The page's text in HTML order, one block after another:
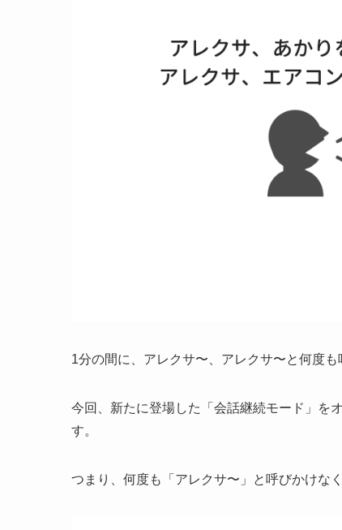
1分の間に、アレクサ〜、アレクサ〜と何度
今回、新たに登場した「会話継続モード」を
す。
つまり、何度も「アレクサ〜」と呼びかけな